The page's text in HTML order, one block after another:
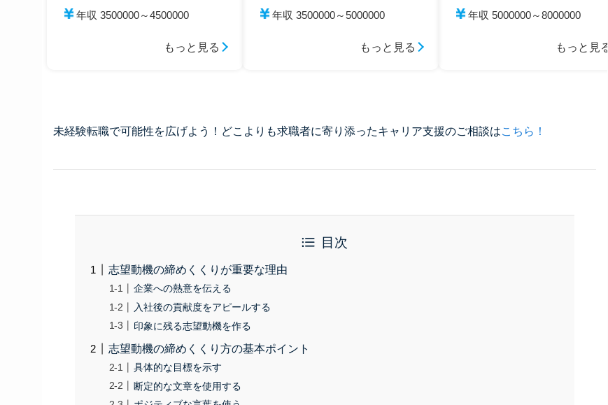
年収 3500000～4500000
もっと見る
年収 3500000～5000000
もっと見る
年収 5000000～8000000
もっと見る
未経験転職で可能性を広げよう！どこよりも求職者に寄り添ったキャリア支援のご相談はこちら！
目次
志望動機の締めくくりが重要な理由
企業への熱意を伝える
入社後の貢献度をアピールする
印象に残る志望動機を作る
志望動機の締めくくり方の基本ポイント
具体的な目標を示す
断定的な文章を使用する